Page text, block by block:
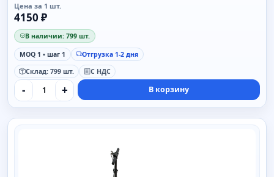
Цена за 1 шт.
4150 ₽
В наличии: 799 шт.
MOQ 1 • шаг 1
Отгрузка 1-2 дня
Склад: 799 шт.
С НДС
- + В корзину
SAIMAA